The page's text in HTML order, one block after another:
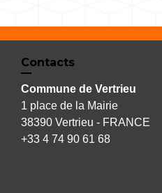
Contacts
Commune de Vertrieu
1 place de la Mairie
38390 Vertrieu - FRANCE
+33 4 74 90 61 68